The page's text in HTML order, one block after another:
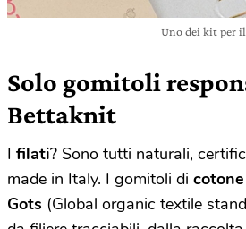
Uno dei kit per
Solo gomitoli
Bettaknit
I filati? Sono tutti naturali,
made in Italy. I gomitoli di cotone
Gots (Global organic textile